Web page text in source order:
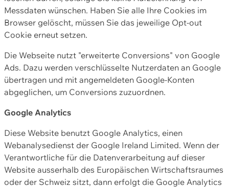
Messdaten wünschen. Haben Sie alle Ihre Cookies im
Browser gelöscht, müssen Sie das jeweilige Opt-out
Cookie erneut setzen.
Die Webseite nutzt "erweiterte Conversions" von Google
Ads. Dazu werden verschlüsselte Nutzerdaten an Google
übertragen und mit angemeldeten Google-Konten
abgeglichen, um Conversions zuzuordnen.
Google Analytics
Diese Website benutzt Google Analytics, einen
Webanalysedienst der Google Ireland Limited. Wenn der
Verantwortliche für die Datenverarbeitung auf dieser
Website ausserhalb des Europäischen Wirtschaftsraumes
oder der Schweiz sitzt, dann erfolgt die Google Analytics